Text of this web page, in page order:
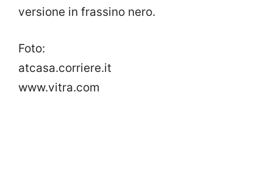
versione in frassino nero.
Foto:
atcasa.corriere.it
www.vitra.com